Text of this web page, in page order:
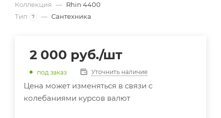
Коллекция — Rhin 4400
Тип
? — Сантехника
2 000 руб./шт
под заказ Уточнить наличие
Цена может изменяться в связи с
колебаниями курсов валют